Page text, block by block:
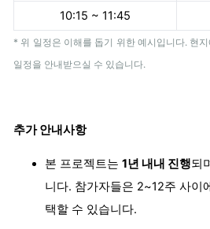
10:15 ~ 11:45
* 위 일정은 이해를 돕기 위한 예시입니다. 현
일정을 안내받으실 수 있습니다.
추가 안내사항
본 프로젝트는 1년 내내 진행되
니다. 참가자들은 2~12주 사이
택할 수 있습니다.